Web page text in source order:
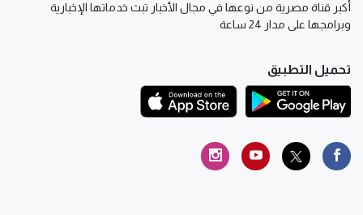
أكبر قناة مصرية من نوعها في مجال الأخبار تبث خدماتها الإخبارية
وبرامجها على مدار 24 ساعة
تحميل التطبيق